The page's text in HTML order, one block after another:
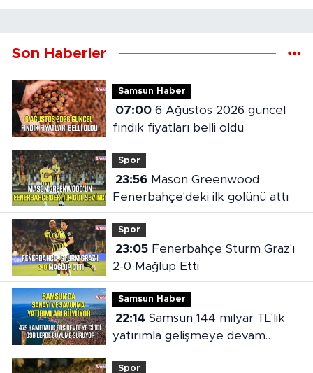
Son Haberler
Samsun Haber
07:006 Ağustos 2026 güncel
fındık fiyatları belli oldu
Spor
23:56Mason Greenwood
Fenerbahçe'deki ilk golünü attı
Spor
23:05Fenerbahçe Sturm Graz'ı
2-0 Mağlup Etti
Samsun Haber
22:14
yatırımla gelişmeye devam
ediyor
Spor